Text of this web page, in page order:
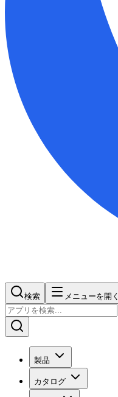
検索 メニューを開く
製品
カタログ